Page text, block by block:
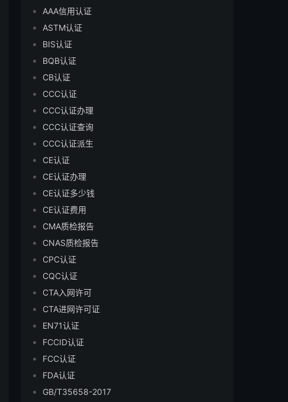
AAA信用认证
ASTM认证
BIS认证
BQB认证
CB认证
CCC认证
CCC认证办理
CCC认证查询
CCC认证派生
CE认证
CE认证办理
CE认证多少钱
CE认证费用
CMA质检报告
CNAS质检报告
CPC认证
CQC认证
CTA入网许可
CTA进网许可证
EN71认证
FCCID认证
FCC认证
FDA认证
GB/T35658-2017